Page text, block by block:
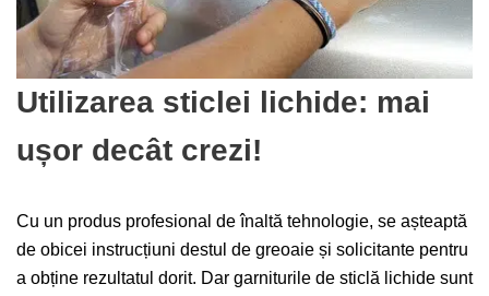
Utilizarea sticlei lichide: mai
ușor decât crezi!
Cu un produs profesional de înaltă tehnologie, se așteaptă
de obicei instrucțiuni destul de greoaie și solicitante pentru
a obține rezultatul dorit. Dar garniturile de sticlă lichide sunt